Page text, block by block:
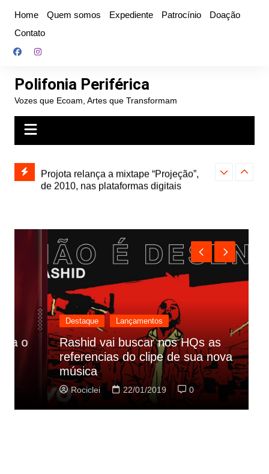
conteúdo
Home Quem somos Expediente Patrocínio
Doação
Contato
Polifonia Periférica
Vozes que Ecoam, Artes que Transformam
e abre
autoral,
Projota relança a mixtape “Projeção”,
de 2010, nas plataformas digitais
Farofa
Destaque Lançamentos
Rashid vai buscar nos HQs as
referencias do clipe de sua nova
música
Rociclei 22/01/2019 0